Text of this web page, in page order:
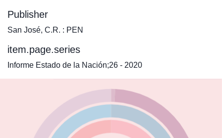
Publisher
San José, C.R. : PEN
item.page.series
Informe Estado de la Nación;26 - 2020